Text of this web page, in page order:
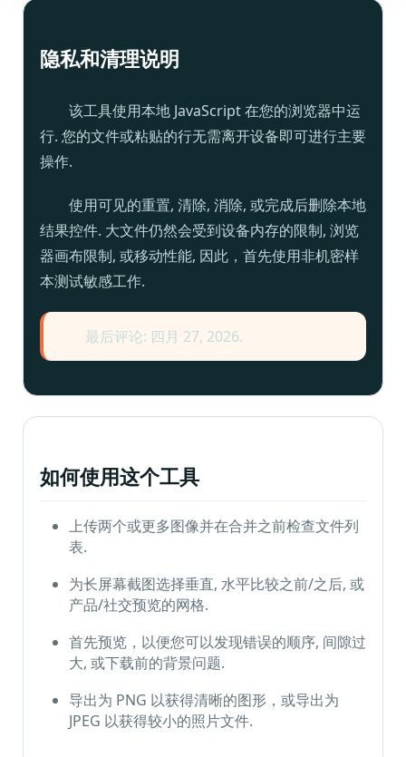
更
隐私和清理说明
该工具使用本地 JavaScript 在您的浏览器中运
行. 您的文件或粘贴的行无需离开设备即可进行主要
操作.
使用可见的重置, 清除, 消除, 或完成后删除本地
结果控件. 大文件仍然会受到设备内存的限制, 浏览
器画布限制, 或移动性能, 因此，首先使用非机密样
本测试敏感工作.
最后评论: 四月 27, 2026.
如何使用这个工具
上传两个或更多图像并在合并之前检查文件列
表.
为长屏幕截图选择垂直, 水平比较之前/之后, 或
产品/社交预览的网格.
首先预览，以便您可以发现错误的顺序, 间隙过
大, 或下载前的背景问题.
导出为 PNG 以获得清晰的图形，或导出为
JPEG 以获得较小的照片文件.